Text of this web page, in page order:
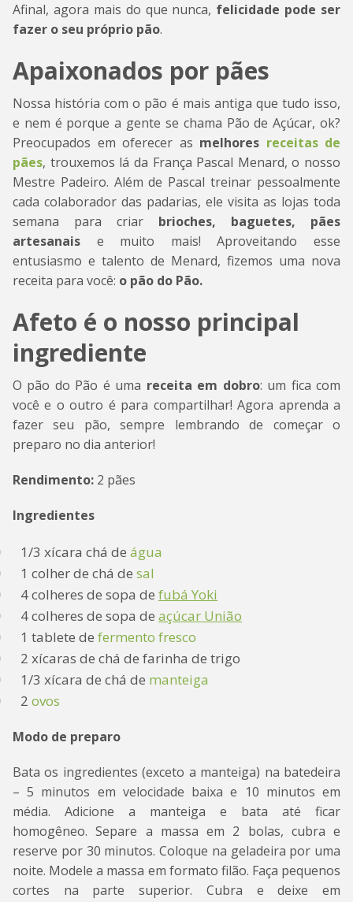
Afinal, agora mais do que nunca, felicidade pode ser
fazer o seu próprio pão.
Apaixonados por pães
Nossa história com o pão é mais antiga que tudo isso,
e nem é porque a gente se chama Pão de Açúcar, ok?
Preocupados em oferecer as melhores receitas de
pães, trouxemos lá da França Pascal Menard, o nosso
Mestre Padeiro. Além de Pascal treinar pessoalmente
cada colaborador das padarias, ele visita as lojas toda
semana para criar brioches, baguetes, pães
artesanais e muito mais! Aproveitando esse
entusiasmo e talento de Menard, fizemos uma nova
receita para você: o pão do Pão.
Afeto é o nosso principal
ingrediente
O pão do Pão é uma receita em dobro: um fica com
você e o outro é para compartilhar! Agora aprenda a
fazer seu pão, sempre lembrando de começar o
preparo no dia anterior!
Rendimento: 2 pães
Ingredientes
1/3 xícara chá de água
1 colher de chá de sal
4 colheres de sopa de fubá Yoki
4 colheres de sopa de açúcar União
1 tablete de fermento fresco
2 xícaras de chá de farinha de trigo
1/3 xícara de chá de manteiga
2 ovos
Modo de preparo
Bata os ingredientes (exceto a manteiga) na batedeira
– 5 minutos em velocidade baixa e 10 minutos em
média. Adicione a manteiga e bata até ficar
homogêneo. Separe a massa em 2 bolas, cubra e
reserve por 30 minutos. Coloque na geladeira por uma
noite. Modele a massa em formato filão. Faça pequenos
cortes na parte superior. Cubra e deixe em